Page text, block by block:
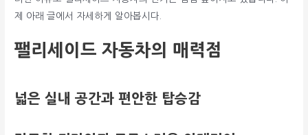
제 아래 글에서 자세하게 알아봅시다.
팰리세이드 자동차의 매력점
넓은 실내 공간과 편안한 탑승감